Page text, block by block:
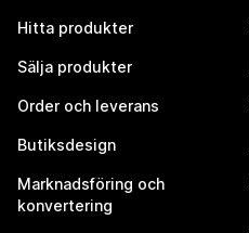
Hitta produkter
Sälja produkter
Order och leverans
Butiksdesign
Marknadsföring och
konvertering